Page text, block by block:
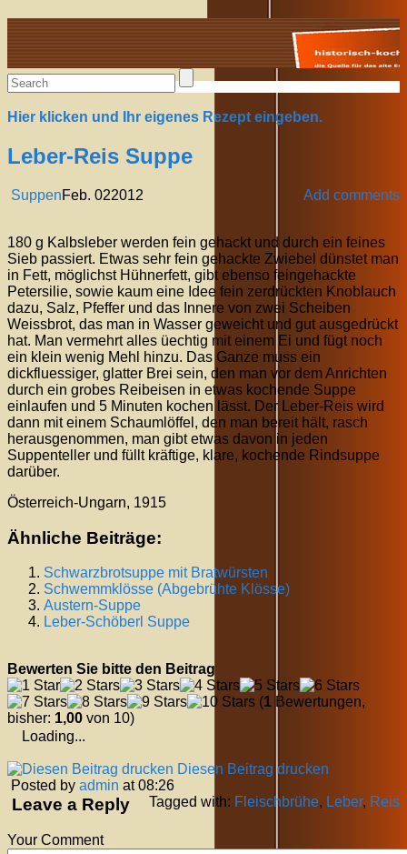
Alte Rezepte online
Hier klicken und Ihr eigenes Rezept eingeben.
Leber-Reis Suppe
Suppen Add comments
Feb. 022012
180 g Kalbsleber werden fein gehackt und durch ein feines
Sieb passiert. Etwas sehr fein gehackte Zwiebel dünstet man
in Fett, möglichst Hühnerfett, gibt ebenso feingehackte
Petersilie, sowie kaum eine Idee fein zerdrückten Knoblauch
dazu, Salz, Pfeffer und das Innere von zwei Scheiben
Weissbrot, das man in Wasser geweicht und gut ausgedrückt
hat. Man vermehrt alles üechtig mit einem Ei und fügt noch
ein klein wenig Mehl hinzu. Das Ganze muss ein
dickfluessiger, glatter Brei sein, den man vor dem Anrichten
durch ein grobes Reibeisen in etwas kochende Suppe
einlaufen und 5 Minuten kochen lässt. Der Leber-Reis wird
dann mit einem Schaumlöffel, den man bereit hält, rasch
herausgenommen, man gibt etwas davon in jeden
Suppenteller und füllt kräftige, klare, kochende Rindsuppe
darüber.
Österreich-Ungarn, 1915
Ähnliche Beiträge:
Schwarzbrotsuppe mit Bratwürsten
Schwemmklösse (Abgebrühte Klösse)
Austern-Suppe
Leber-Schöberl Suppe
Bewerten Sie bitte den Beitrag
(1 Bewertungen,
bisher: 1,00 von 10)
Loading...
Diesen Beitrag drucken
Posted by admin at 08:26
Tagged with: Fleischbrühe, Leber, Reis
Leave a Reply
Your Comment